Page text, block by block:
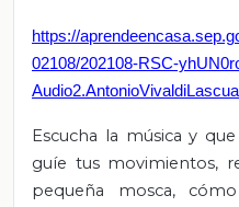
https://
02108/202108-RSC-
Escucha la música y
guíe tus movimientos,
pequeña mosca,